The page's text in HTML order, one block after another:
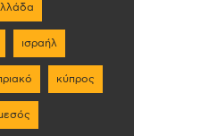
ισραήλ
κύπρος